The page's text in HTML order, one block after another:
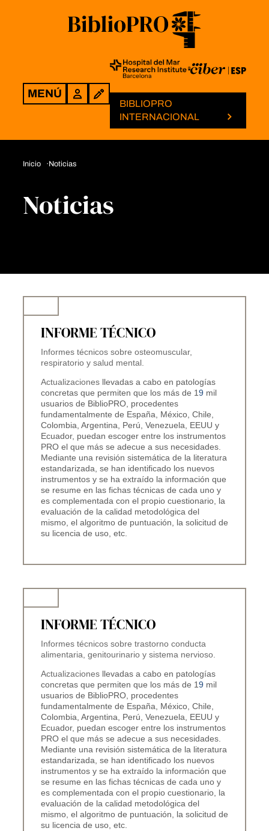
MENÚ Login
BIBLIOPRO
INTERNACIONAL
Inicio Noticias
Noticias
INFORME TÉCNICO
Informes técnicos sobre osteomuscular,
respiratorio y salud mental.
Actualizacionesllevadas a cabo en patologías
concretas que permiten que los más de 19mil
usuarios de BiblioPRO, procedentes
fundamentalmente de España, México, Chile,
Colombia, Argentina, Perú, Venezuela, EEUU y
Ecuador, puedan escoger entre los instrumentos
PRO el que más se adecue a sus necesidades.
Mediante una revisión sistemática de la literatura
estandarizada, se han identificado los nuevos
instrumentos y se ha extraído la información que
se resume en las fichas técnicas de cada uno y
es complementada con el propio cuestionario, la
evaluación de la calidad metodológica del
mismo, el algoritmo de puntuación, la solicitud de
su licencia de uso, etc.
INFORME TÉCNICO
Informes técnicos sobre trastorno conducta
alimentaria, genitourinario y sistema nervioso.
Actualizacionesllevadas a cabo en patologías
concretas que permiten que los más de 19mil
usuarios de BiblioPRO, procedentes
fundamentalmente de España, México, Chile,
Colombia, Argentina, Perú, Venezuela, EEUU y
Ecuador, puedan escoger entre los instrumentos
PRO el que más se adecue a sus necesidades.
Mediante una revisión sistemática de la literatura
estandarizada, se han identificado los nuevos
instrumentos y se ha extraído la información que
se resume en las fichas técnicas de cada uno y
es complementada con el propio cuestionario, la
evaluación de la calidad metodológica del
mismo, el algoritmo de puntuación, la solicitud de
su licencia de uso, etc.